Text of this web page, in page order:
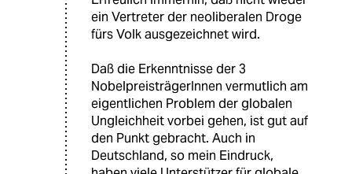
ein Vertreter der neoliberalen Droge
fürs Volk ausgezeichnet wird.
Daß die Erkenntnisse der 3
NobelpreisträgerInnen vermutlich am
eigentlichen Problem der globalen
Ungleichheit vorbei gehen, ist gut auf
den Punkt gebracht. Auch in
Deutschland, so mein Eindruck,